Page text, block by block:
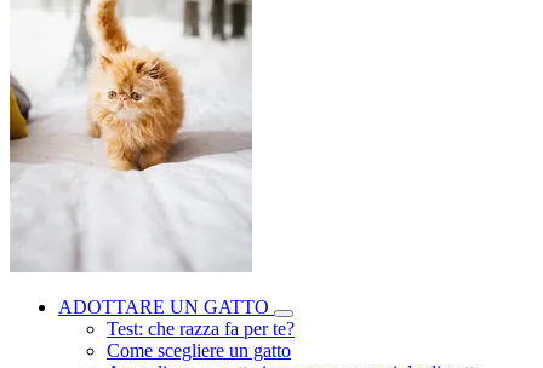
ADOTTARE UN GATTO
Test: che razza fa per te?
Come scegliere un gatto